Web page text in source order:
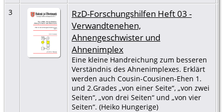
3
RzD-Forschungshilfen Heft 03 -
Verwandtenehen,
Ahnengeschwister und
Ahnenimplex
Eine kleine Handreichung zum besseren
Verständnis des Ahnenimplexes. Erklärt
werden auch Cousin-Cousinen-Ehen 1.
und 2.Grades „von einer Seite“, „von zwei
Seiten“, „von drei Seiten“ und „von vier
Seiten“. (Heiko Hungerige)